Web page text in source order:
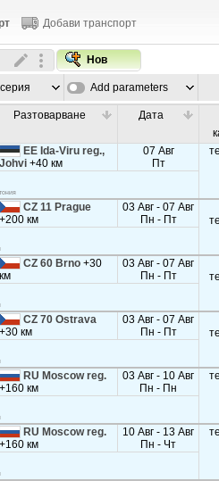
Добави транспорт
Нов
Add parameters
Разтоварване
Дата
EE Ida-Viru reg.,
Johvi+40 км
07 Авг
Пт
CZ 11 Prague
+200 км
03 Авг - 07 Авг
Пн - Пт
CZ 60 Brno+30
км
03 Авг - 07 Авг
Пн - Пт
CZ 70 Ostrava
+30 км
03 Авг - 07 Авг
Пн - Пт
RU Moscow reg.
+160 км
03 Авг - 10 Авг
Пн - Пн
RU Moscow reg.
+160 км
10 Авг - 13 Авг
Пн - Чт